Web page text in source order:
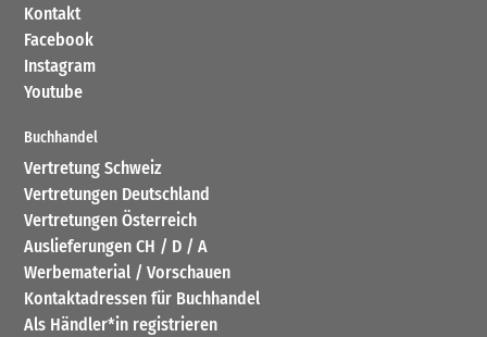
Kontakt
Facebook
Instagram
Youtube
Buchhandel
Vertretung Schweiz
Vertretungen Deutschland
Vertretungen Österreich
Auslieferungen CH / D / A
Werbematerial / Vorschauen
Kontaktadressen für Buchhandel
Als Händler*in registrieren